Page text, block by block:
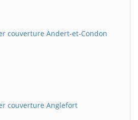
couverture Andert-et-Condon
couverture Anglefort